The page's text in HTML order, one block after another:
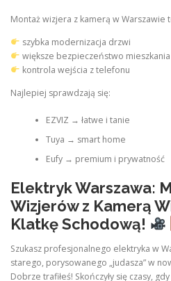
Montaż wizjera z kamerą w Warszawie
szybka modernizacja drzwi
większe bezpieczeństwo mieszkania
kontrola wejścia z telefonu
Najlepiej sprawdzają się:
EZVIZ → łatwe i tanie
Tuya → smart home
Eufy → premium i prywatność
Elektryk Warszawa:
Wizjerów z Kamerą
Klatkę Schodową!
Szukasz profesjonalnego elektryka w
starego, porysowanego „judasza” w
Dobrze trafiłeś! Skończyły się czasy,